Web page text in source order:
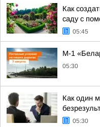
Как
саду с
05:45
М-1
05:30
Как один
05:30